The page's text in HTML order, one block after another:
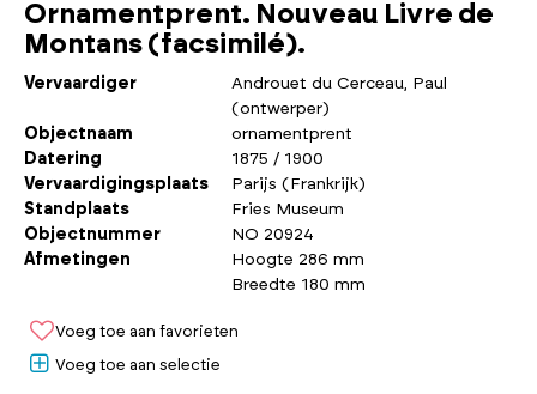
Ornamentprent. Nouveau Livre de
Montans (facsimilé).
Vervaardiger
Androuet du Cerceau, Paul
(ontwerper)
Objectnaam
ornamentprent
Datering
1875 / 1900
Vervaardigingsplaats
Parijs (Frankrijk)
Standplaats
Fries Museum
Objectnummer
NO 20924
Afmetingen
Hoogte 286 mm
Breedte 180 mm
Voeg toe aan favorieten
Voeg toe aan selectie